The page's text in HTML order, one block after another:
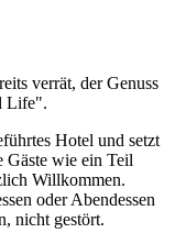
verrät, der Genuss
Life".
Hotel und setzt
Gäste wie ein Teil
Willkommen.
oder Abendessen
nicht gestört.